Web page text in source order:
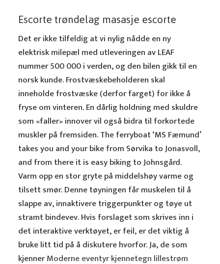
Escorte trøndelag masasje escorte
Det er ikke tilfeldig at vi nylig nådde en ny
elektrisk milepæl med utleveringen av LEAF
nummer 500 000 i verden, og den bilen gikk til en
norsk kunde. Frostvæskebeholderen skal
inneholde frostvæske (derfor farget) for ikke å
fryse om vinteren. En dårlig holdning med skuldre
som «faller» innover vil også bidra til forkortede
muskler på fremsiden. The ferryboat ‘MS Fæmund’
takes you and your bike from Sørvika to Jonasvoll,
and from there it is easy biking to Johnsgård.
Varm opp en stor gryte på middelshøy varme og
tilsett smør. Denne tøyningen får muskelen til å
slappe av, innaktivere triggerpunkter og tøye ut
stramt bindevev. Hvis forslaget som skrives inn i
det interaktive verktøyet, er feil, er det viktig å
bruke litt tid på å diskutere hvorfor. Ja, de som
kjennerModerne eventyr kjennetegn lillestrøm